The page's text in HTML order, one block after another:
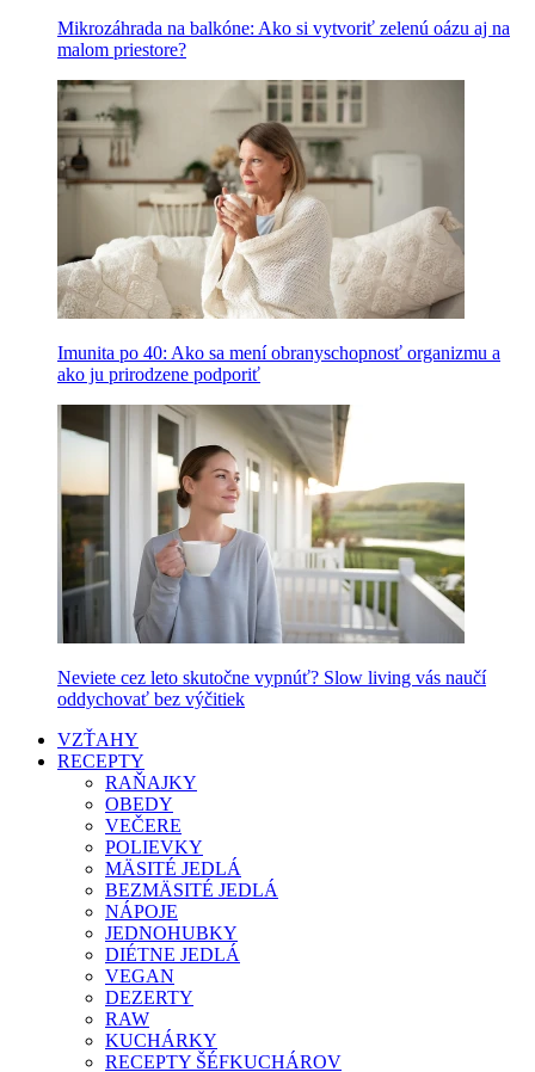
Mikrozáhrada na balkóne: Ako si vytvoriť zelenú oázu aj na
malom priestore?
Imunita po 40: Ako sa mení obranyschopnosť organizmu a
ako ju prirodzene podporiť
Neviete cez leto skutočne vypnúť? Slow living vás naučí
oddychovať bez výčitiek
VZŤAHY
RECEPTY
RAŇAJKY
OBEDY
VEČERE
POLIEVKY
MÄSITÉ JEDLÁ
BEZMÄSITÉ JEDLÁ
NÁPOJE
JEDNOHUBKY
DIÉTNE JEDLÁ
VEGAN
DEZERTY
RAW
KUCHÁRKY
RECEPTY ŠÉFKUCHÁROV